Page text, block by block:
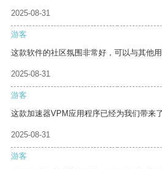
2025-08-31
游客
这款软件的社区氛围非常好，可以与其他用
2025-08-31
游客
这款加速器VPM应用程序已经为我们带来
2025-08-31
游客